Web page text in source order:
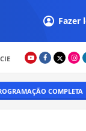
Fazer
COMPLETA